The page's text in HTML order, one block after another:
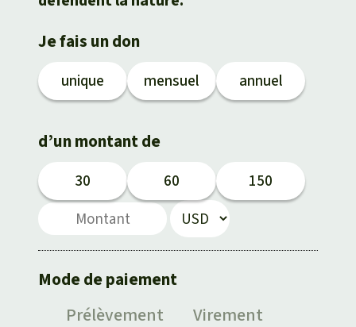
L'élevage industriel
Le braconnage
Le ciment et le béton
Médias
Communiqués
Dans la presse
Je fais un don
unique mensuel annuel
d’un montant de
30 60 150
Mode de paiement
Prélè­vement Vire­ment